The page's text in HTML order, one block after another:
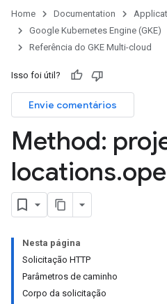
Home Documentation
Google Kubernetes Engine (GKE)
Referência do GKE Multi-cloud
Isso foi útil?
Envie comentários
Method:
locations.
Nesta página
Solicitação HTTP
Parâmetros de caminho
Corpo da solicitação